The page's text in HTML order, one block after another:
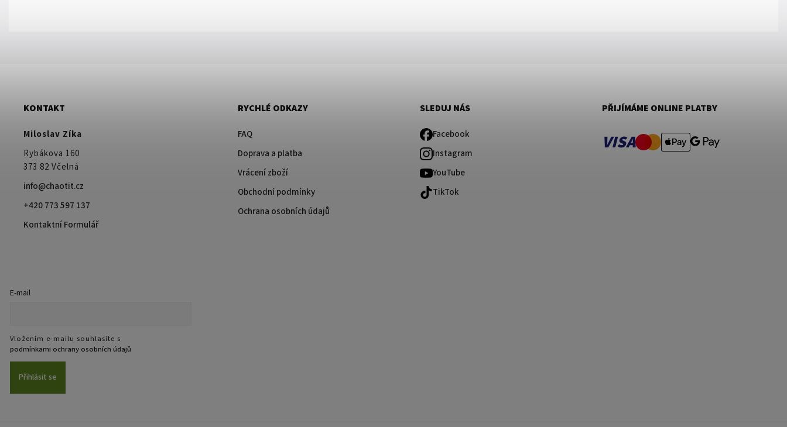
KONTAKT
Miloslav Zíka
Rybákova 160
373 82 Včelná
info@chaotit.cz
+420 773 597 137
Kontaktní Formulář
RYCHLÉ ODKAZY
FAQ
Doprava a platba
Vrácení zboží
Obchodní podmínky
Ochrana osobních údajů
SLEDUJ NÁS
Facebook
Instagram
YouTube
TikTok
PŘIJÍMÁME ONLINE PLATBY
VISA
E-mail
Vložením e-mailu souhlasíte s
podmínkami ochrany osobních údajů
Přihlásit se